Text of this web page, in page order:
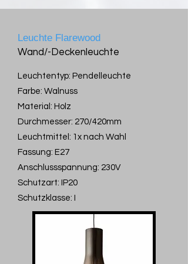
Leuchte Flarewood
Wand/-Deckenleuchte
Leuchtentyp: Pendelleuchte
Farbe: Walnuss
Material: Holz
Durchmesser: 270/420mm
Leuchtmittel: 1x nach Wahl
Fassung: E27
Anschlussspannung: 230V
Schutzart: IP20
Schutzklasse: I